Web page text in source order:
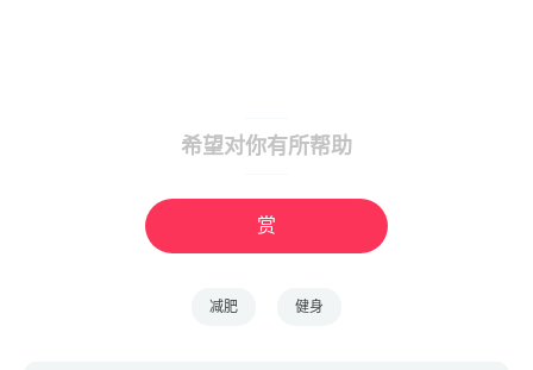
希望对你有所帮助
赏
减肥 健身